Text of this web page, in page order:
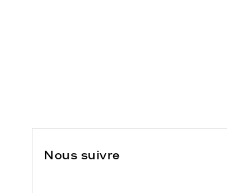
Nous suivre